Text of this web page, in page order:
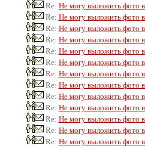
Re: Не могу выложить фото
Re: Не могу выложить фото
Re: Не могу выложить фото
Re: Не могу выложить фото
Re: Не могу выложить фото
Re: Не могу выложить фото
Re: Не могу выложить фото
Re: Не могу выложить фото
Re: Не могу выложить фото
Re: Не могу выложить фото
Re: Не могу выложить фото
Re: Не могу выложить фото
Re: Не могу выложить фото